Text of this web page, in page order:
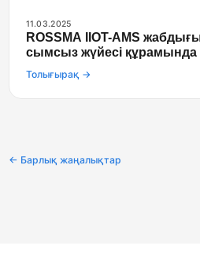
11.03.2025
ROSSMA IIOT-AMS
сымсыз жүйесі
Толығырақ →
← Барлық жаңалықтар